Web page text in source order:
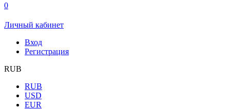
0
Личный кабинет
Вход
Регистрация
RUB
RUB
USD
EUR